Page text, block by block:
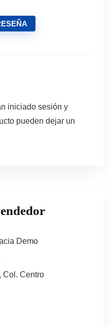
iniciado sesión y
pueden dejar un
Demo
Col. Centro